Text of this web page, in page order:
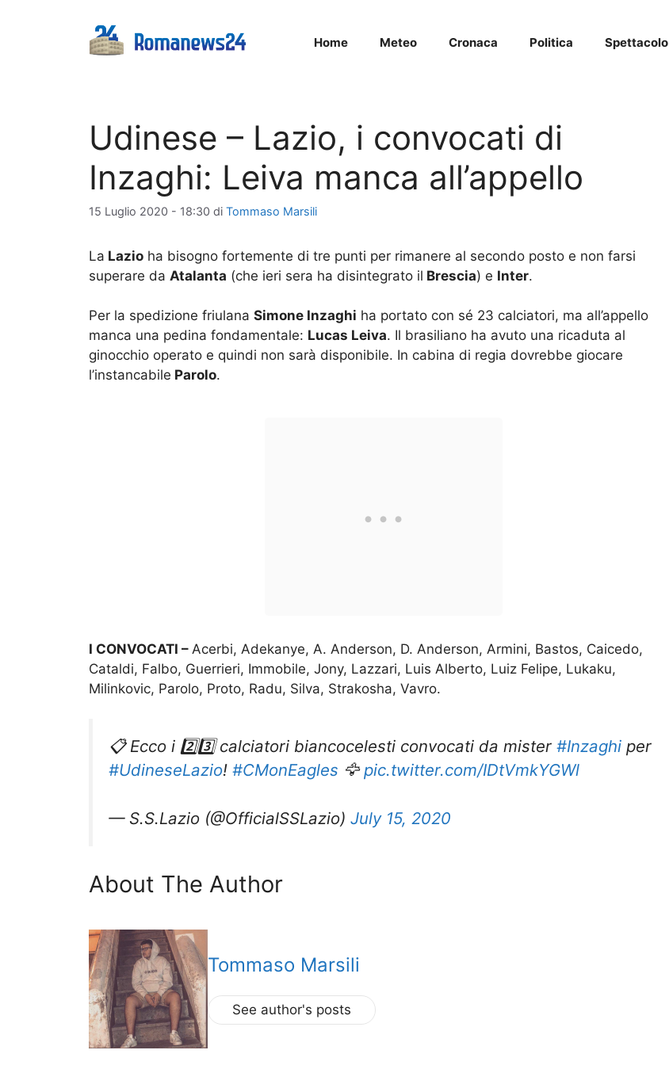
Home Meteo Cronaca Politica Spettacolo
Udinese – Lazio, i convocati di
Inzaghi: Leiva manca all’appello
15 Luglio 2020 - 18:30 di Tommaso Marsili
La Lazio ha bisogno fortemente di tre punti per rimanere al secondo posto e non farsi
superare da Atalanta (che ieri sera ha disintegrato il Brescia) e Inter.
Per la spedizione friulana Simone Inzaghi ha portato con sé 23 calciatori, ma all’appello
manca una pedina fondamentale: Lucas Leiva. Il brasiliano ha avuto una ricaduta al
ginocchio operato e quindi non sarà disponibile. In cabina di regia dovrebbe giocare
l’instancabile Parolo.
I CONVOCATI – Acerbi, Adekanye, A. Anderson, D. Anderson, Armini, Bastos, Caicedo,
Cataldi, Falbo, Guerrieri, Immobile, Jony, Lazzari, Luis Alberto, Luiz Felipe, Lukaku,
Milinkovic, Parolo, Proto, Radu, Silva, Strakosha, Vavro.
📋 Ecco i 2️⃣3️⃣ calciatori biancocelesti convocati da mister #Inzaghi per
#UdineseLazio! #CMonEagles 🦅pic.twitter.com/IDtVmkYGWl
— S.S.Lazio (@OfficialSSLazio) July 15, 2020
About The Author
Tommaso Marsili
See author's posts